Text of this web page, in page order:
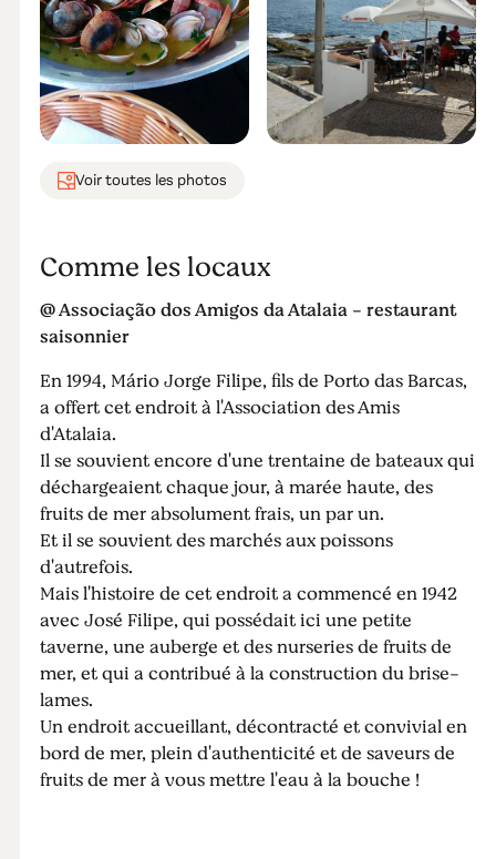
Voir toutes les photos
Comme les locaux
@ Associação dos Amigos da Atalaia - restaurant
saisonnier
En 1994, Mário Jorge Filipe, fils de Porto das Barcas,
a offert cet endroit à l'Association des Amis
d'Atalaia.
Il se souvient encore d'une trentaine de bateaux qui
déchargeaient chaque jour, à marée haute, des
fruits de mer absolument frais, un par un.
Et il se souvient des marchés aux poissons
d'autrefois.
Mais l'histoire de cet endroit a commencé en 1942
avec José Filipe, qui possédait ici une petite
taverne, une auberge et des nurseries de fruits de
mer, et qui a contribué à la construction du brise-
lames.
Un endroit accueillant, décontracté et convivial en
bord de mer, plein d'authenticité et de saveurs de
fruits de mer à vous mettre l'eau à la bouche !